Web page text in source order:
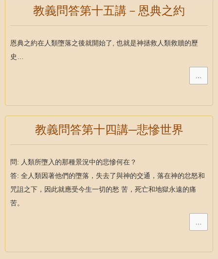
教義問答第十五講－恩典之約
恩典之約在人類墮落之後就開始了, 也就是神拯救人類救贖的歷
史…
…
教義問答第十四講─悲慘世界
問: 人類所墮入的那種景況中的悲慘何在？
答: 全人類因著他們的墮落，失去了與神的交通，落在神的忿怒和
咒詛之下，因此就應受今生一切的愁 苦，死亡和地獄永遠的痛
苦。
…